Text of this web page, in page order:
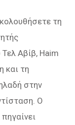
τη
Αβίβ, Ηaim
και τη
στην
Ο